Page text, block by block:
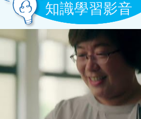
知識學習影音